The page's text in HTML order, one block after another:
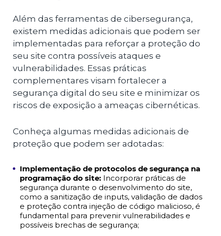
Além das ferramentas de cibersegurança,
existem medidas adicionais que podem ser
implementadas para reforçar a proteção do
seu site contra possíveis ataques e
vulnerabilidades. Essas práticas
complementares visam fortalecer a
segurança digital do seu site e minimizar os
riscos de exposição a ameaças cibernéticas.
Conheça algumas medidas adicionais de
proteção que podem ser adotadas:
Implementação de protocolos de segurança na
programação do site: Incorporar práticas de
segurança durante o desenvolvimento do site,
como a sanitização de inputs, validação de dados
e proteção contra injeção de código malicioso, é
fundamental para prevenir vulnerabilidades e
possíveis brechas de segurança;